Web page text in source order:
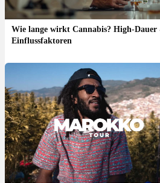
Wie lange wirkt Cannabis? High-Dauer
Einflussfaktoren